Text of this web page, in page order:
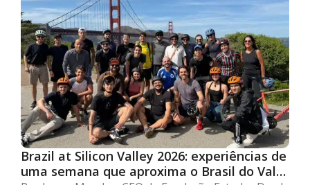
Brazil at Silicon Valley 2026: experiências de
uma semana que aproxima o Brasil do Vale